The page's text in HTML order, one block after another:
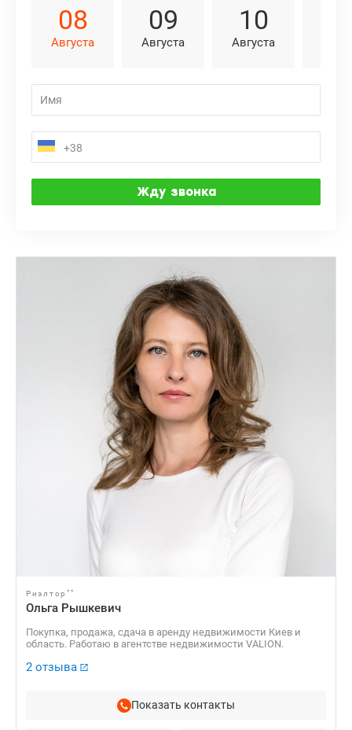
08
Августа
09
Августа
10
Августа
Риэлтор **
Ольга Рышкевич
Покупка, продажа, сдача в аренду недвижимости Киев и
область. Работаю в агентстве недвижимости VALION.
2 отзыва
Показать контакты